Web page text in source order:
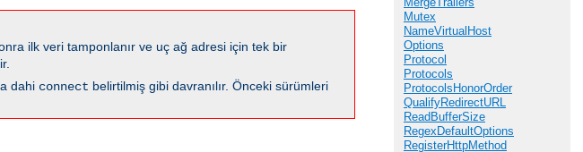
ilk veri tamponlanır ve uç ağ adresi için tek bir
dahi connect belirtilmiş gibi davranılır. Önceki sürümleri
Mutex
NameVirtualHost
Options
Protocol
Protocols
ProtocolsHonorOrder
QualifyRedirectURL
ReadBufferSize
RegexDefaultOptions
RegisterHttpMethod